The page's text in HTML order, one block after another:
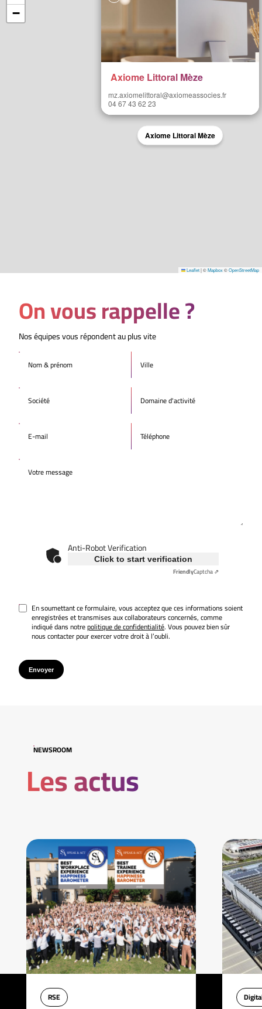
Axiome Littoral Mèze
Axiome Littoral Mèze
mz.axiomelittoral@axiomeassocies.fr
04 67 43 62 23
−
Leaflet|©Mapbox©OpenStreetMap
On vous rappelle ?
Nos équipes vous répondent au plus vite
Anti-Robot Verification
Click to start verification
FriendlyCaptcha ⇗
Envoyer
En soumettant ce formulaire, vous acceptez que ces informations soient
enregistrées et transmises aux collaborateurs concernés, comme
indiqué dans notrepolitique de confidentialité. Vous pouvez bien sûr
nous contacter pour exercer votre droit à l’oubli.
NEWSROOM
Les actus
RSE